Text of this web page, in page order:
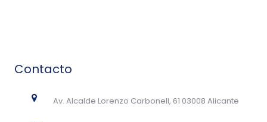
Contacto
Av. Alcalde Lorenzo Carbonell, 61 03008 Alicante